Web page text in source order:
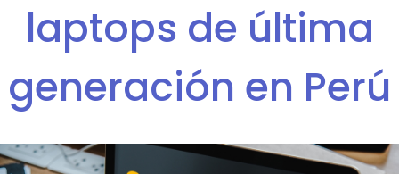
laptops de última
generación en Perú